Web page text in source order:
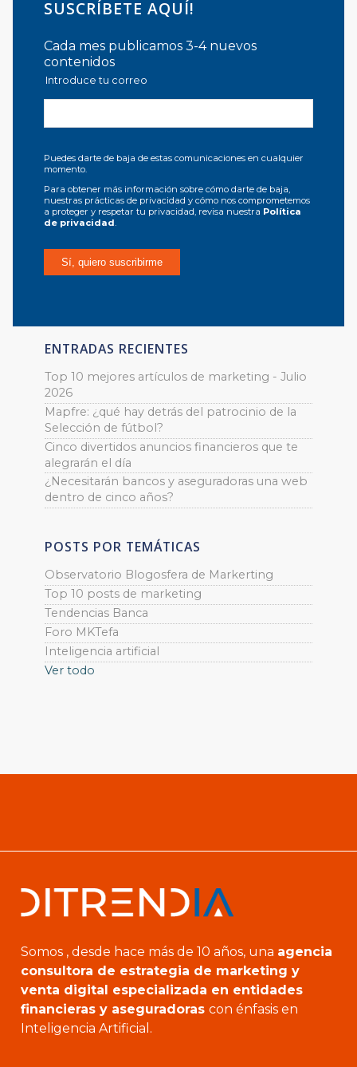
SUSCRÍBETE AQUÍ!
Cada mes publicamos 3-4 nuevos
contenidos
Introduce tu correo
Puedes darte de baja de estas comunicaciones en cualquier
momento.
Para obtener más información sobre cómo darte de baja,
nuestras prácticas de privacidad y cómo nos comprometemos
a proteger y respetar tu privacidad, revisa nuestra Política
de privacidad.
ENTRADAS RECIENTES
Top 10 mejores artículos de marketing - Julio
2026
Mapfre: ¿qué hay detrás del patrocinio de la
Selección de fútbol?
Cinco divertidos anuncios financieros que te
alegrarán el día
¿Necesitarán bancos y aseguradoras una web
dentro de cinco años?
POSTS POR TEMÁTICAS
Observatorio Blogosfera de Markerting
Top 10 posts de marketing
Tendencias Banca
Foro MKTefa
Inteligencia artificial
Ver todo
Somos , desde hace más de 10 años, una agencia
consultora de estrategia de marketing y
venta digital especializada en entidades
financieras y aseguradoras con énfasis en
Inteligencia Artificial.